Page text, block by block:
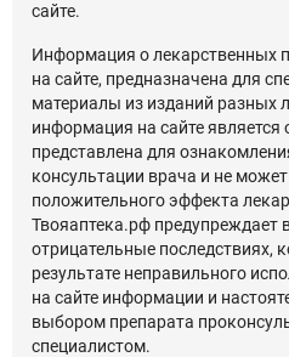
сайте.
Информация о лекарственных
на сайте, предназначена для
материалы из изданий разных
информация на сайте
представлена для
консультации врача и не
положительного эффекта
Твояаптека.рф предупреждает
отрицательные последствиях,
результате неправильного
на сайте информации и
выбором препарата
специалистом.